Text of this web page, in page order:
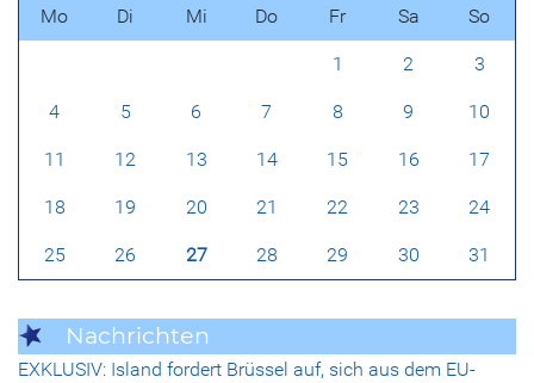
Mo Di Mi Do Fr Sa So
1 2 3
4 5 6 7 8 9 10
11 12 13 14 15 16 17
18 19 20 21 22 23 24
25 26 27 28 29 30 31
Nachrichten
EXKLUSIV: Island fordert Brüssel auf, sich aus dem EU-